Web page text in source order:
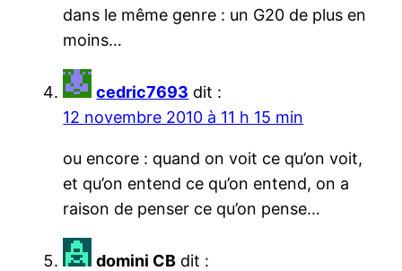
dans le même genre : un G20 de plus en
moins…
cedric7693 dit :
12 novembre 2010 à 11 h 15 min
ou encore : quand on voit ce qu’on voit,
et qu’on entend ce qu’on entend, on a
raison de penser ce qu’on pense…
domini CB dit :